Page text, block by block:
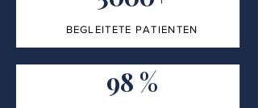
BEGLEITETE PATIENTEN
98 %